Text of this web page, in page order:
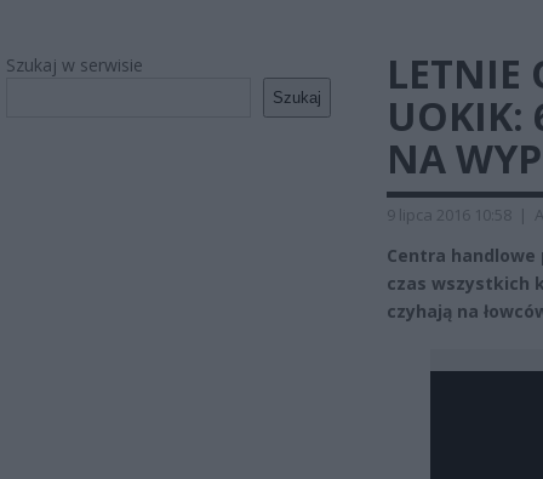
Szukaj w serwisie
Szukaj
LETNIE
UOKIK:
NA
9 lipca 2016 10:58 |
Centra handlowe
czas wszystkich
czyhają na